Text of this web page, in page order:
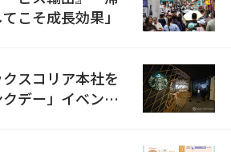
こそ成長効果」
スコリア本社を
デー」イベント